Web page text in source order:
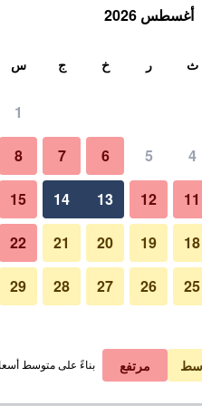
في الليلة
﷼ عرض الصفقة
﷼ عرض الصفقة
أغسطس 2026
ث ر خ ج س
1
4
5
6
7
8
11
12
13
14
15
18
19
20
21
22
25
26
27
28
29
مرتفع بناءً على متوسط